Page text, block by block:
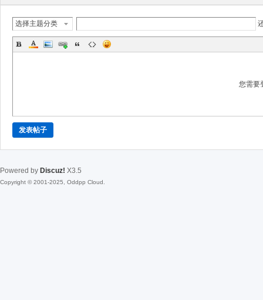
选择主题分类
您需要
发表帖子
Powered by Discuz! X3.5
Copyright © 2001-2025, Oddpp Cloud.